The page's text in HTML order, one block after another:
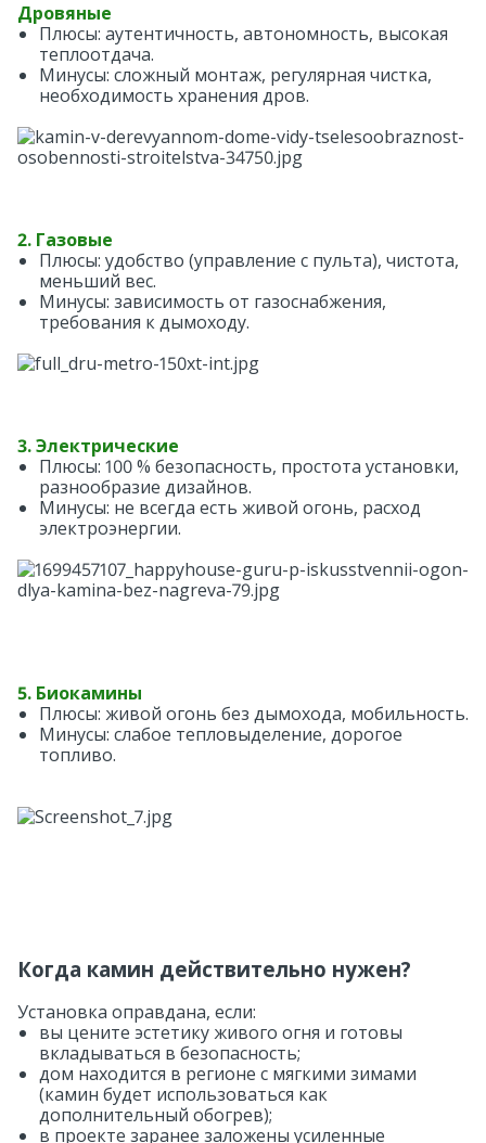
Дровяные
Плюсы: аутентичность, автономность, высокая
теплоотдача.
Минусы: сложный монтаж, регулярная чистка,
необходимость хранения дров.
2. Газовые
Плюсы: удобство (управление с пульта), чистота,
меньший вес.
Минусы: зависимость от газоснабжения,
требования к дымоходу.
3. Электрические
Плюсы: 100 % безопасность, простота установки,
разнообразие дизайнов.
Минусы: не всегда есть живой огонь, расход
электроэнергии.
5. Биокамины
Плюсы: живой огонь без дымохода, мобильность.
Минусы: слабое тепловыделение, дорогое
топливо.
Когда камин действительно нужен?
Установка оправдана, если:
вы цените эстетику живого огня и готовы
вкладываться в безопасность;
дом находится в регионе с мягкими зимами
(камин будет использоваться как
дополнительный обогрев);
в проекте заранее заложены усиленные